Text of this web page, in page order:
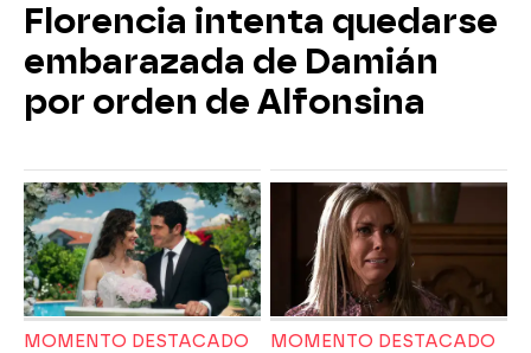
Florencia intenta quedarse
embarazada de Damián
por orden de Alfonsina
MOMENTO DESTACADO MOMENTO DESTACADO